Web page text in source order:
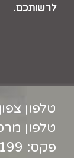
לרשותכם.
טלפון
טלפון
פקס: 04-9541199